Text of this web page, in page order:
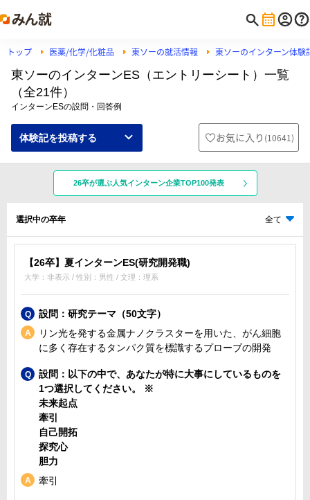
トップ 医薬/化学/化粧品 東ソーの就活情報 東ソーのインターン体験
東ソーのインターンES（エントリーシート）一覧
（全21件）
インターンESの設問・回答例
体験記を投稿する お気に入り (10641)
26卒が選ぶ人気インターン企業TOP100発表
選択中の卒年 全て
【26卒】夏インターンES(研究開発職)
大学：非表示 / 性別：男性 / 文理：理系
設問：研究テーマ（50文字）
リン光を発する金属ナノクラスターを用いた、がん細胞
に多く存在するタンパク質を標識するプローブの開発
設問：以下の中で、あなたが特に大事にしているものを
1つ選択してください。 ※
未来起点
牽引
自己開拓
探究心
胆力
牽引